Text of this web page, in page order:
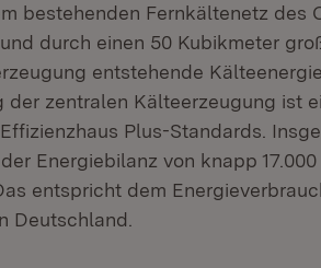
bestehenden Fernkältenetz des
durch einen 50 Kubikmeter
entstehende
der zentralen Kälteerzeugung ist
Plus-Standards.
Energiebilanz von knapp
entspricht dem
Deutschland.